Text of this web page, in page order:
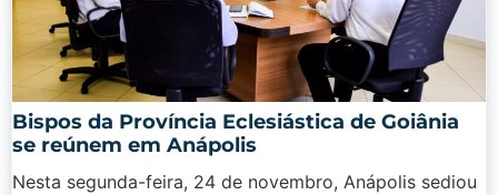
Bispos da Província Eclesiástica de Goiânia
se reúnem em Anápolis
Nesta segunda-feira, 24 de novembro, Anápolis sediou